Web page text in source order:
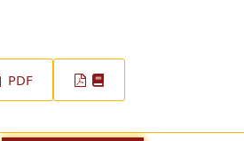
PDF